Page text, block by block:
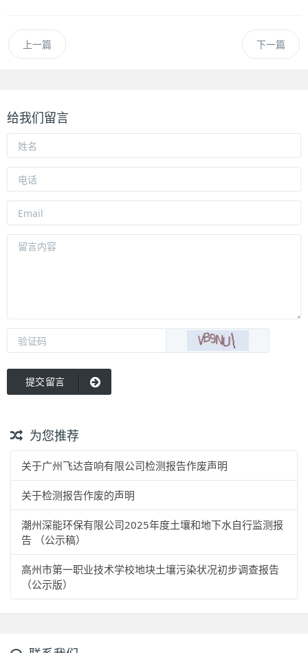
上一篇 下一篇
给我们留言
提交留言
为您推荐
关于广州飞达音响有限公司检测报告作废声明
关于检测报告作废的声明
潮州深能环保有限公司2025年度土壤和地下水自行监测报
告 （公示稿）
高州市第一职业技术学校地块土壤污染状况初步调查报告
（公示版）